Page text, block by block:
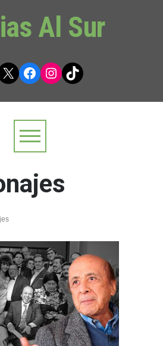
Al Sur
X Facebook
Instagram
TikTok